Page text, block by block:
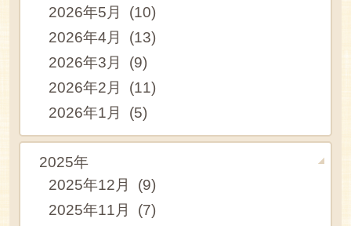
2026年5月 (10)
2026年4月 (13)
2026年3月 (9)
2026年2月 (11)
2026年1月 (5)
2025年
2025年12月 (9)
2025年11月 (7)